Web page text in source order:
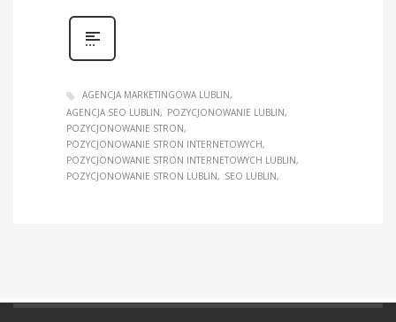
AGENCJA MARKETINGOWA LUBLIN
AGENCJA SEO LUBLIN
POZYCJONOWANIE LUBLIN
POZYCJONOWANIE STRON
POZYCJONOWANIE STRON INTERNETOWYCH
POZYCJONOWANIE STRON INTERNETOWYCH LUBLIN
POZYCJONOWANIE STRON LUBLIN
SEO LUBLIN